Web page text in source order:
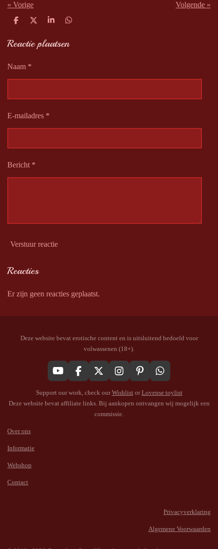
« Vorige Volgende »
D
e
D
l
S
r
D
e
Reactie plaatsen
Naam *
E-mailadres *
Bericht *
Verstuur reactie
Reacties
Er zijn geen reacties geplaatst.
Deze website bevat erotische content en is uitsluitend bedoeld voor
volwassenen (18+).
Y
u
T
F
c
e
X
I
s
t
a
P
n
t
W
a
t
Support our work, check ourWishlistorLovense toylist
Deze website bevat affiliate links. Bij aankopen ontvangen wij mogelijk een
commissie.
Over ons
Informatie
Webshop
Contact
Privacyverklaring
Algemene Voorwaarden